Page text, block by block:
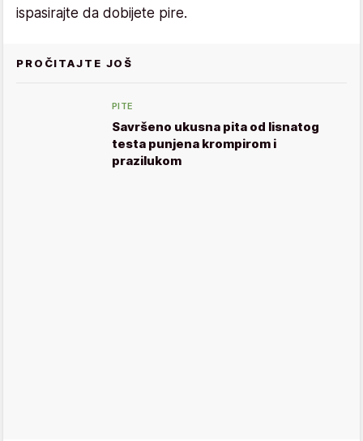
ispasirajte da dobijete pire.
PROČITAJTE JOŠ
PITE
Savršeno ukusna pita od lisnatog
testa punjena krompirom i
prazilukom